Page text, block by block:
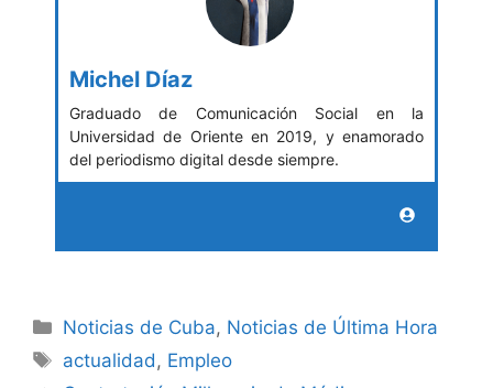
Michel Díaz
Graduado de Comunicación Social en la
Universidad de Oriente en 2019, y enamorado
del periodismo digital desde siempre.
Categories
Noticias de Cuba, Noticias de Última Hora
Tags
actualidad , Empleo